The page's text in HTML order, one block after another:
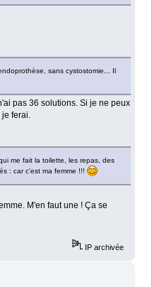
sans cystostomie... Il
pas 36 solutions. Si je ne peux
je ferai.
me fait la toilette, les repas, des
: car c'est ma femme !!!
M'en faut une ! Ça se
IP archivée